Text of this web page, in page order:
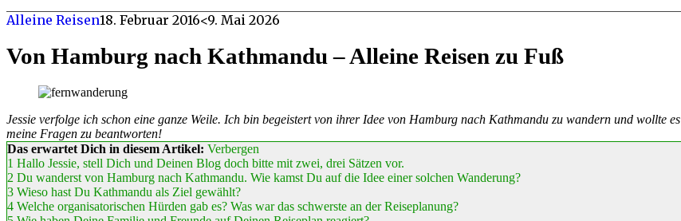
Alleine Reisen18. Februar 2016<9. Mai 2026
Von Hamburg nach Kathmandu – Alleine Reisen zu Fuß
Jessie verfolge ich schon eine ganze Weile. Ich bin begeistert von ihrer Idee von Hamburg nach Kathmandu zu wandern und wollte
meine Fragen zu beantworten!
Das erwartet Dich in diesem Artikel: Verbergen
1 Hallo Jessie, stell Dich und Deinen Blog doch bitte mit zwei, drei Sätzen vor.
2 Du wanderst von Hamburg nach Kathmandu. Wie kamst Du auf die Idee einer solchen Wanderung?
3 Wieso hast Du Kathmandu als Ziel gewählt?
4 Welche organisatorischen Hürden gab es? Was war das schwerste an der Reiseplanung?